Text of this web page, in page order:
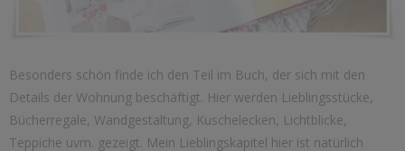
Besonders schön finde ich den Teil im Buch, der sich mit den
Details der Wohnung beschäftigt. Hier werden Lieblingsstücke,
Bücherregale, Wandgestaltung, Kuschelecken, Lichtblicke,
Teppiche uvm. gezeigt. Mein Lieblingskapitel hier ist natürlich